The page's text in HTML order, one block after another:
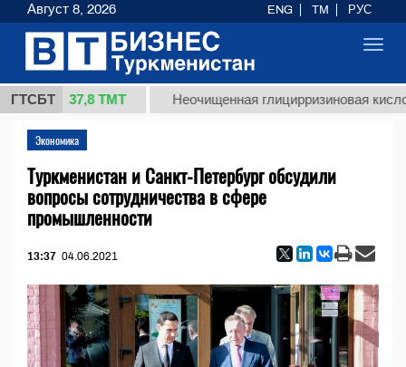
ГТСБТ
37,8 ТМТ Неочищенная глицирризиновая кислота
Экономика
Туркменистан и Санкт-Петербург обсудили
вопросы сотрудничества в сфере
промышленности
13:37 04.06.2021
Август 8, 2026 ENG TM РУС